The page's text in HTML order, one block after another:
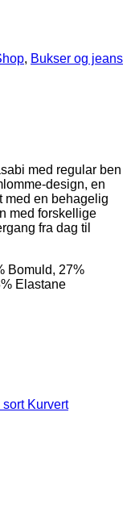
, Bukser og jeans
med regular ben
design, en
med en behagelig
med forskellige
fra dag til
Bomuld, 27%
Elastane